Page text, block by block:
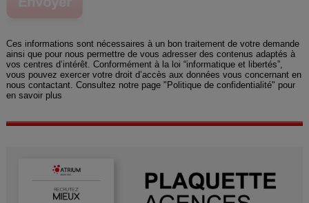
Ces informations sont nécessaires à un bon traitement de votre demande
ainsi que pour nous permettre de vous adresser des contenus adaptés à
vos centres d’intérêt. Conformément à la loi “informatique et libertés”,
vous pouvez exercer votre droit d’accès aux données vous concernant en
nous contactant. Consultez notre page "Politique de confidentialité" pour
en savoir plus